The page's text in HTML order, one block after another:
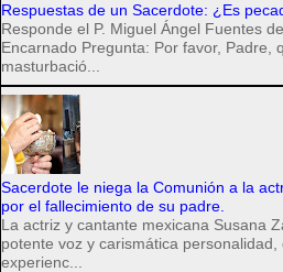
Respuestas de un Sacerdote: ¿Es
Responde el P. Miguel Ángel Fuentes
Encarnado Pregunta: Por favor, Padre,
masturbació...
Sacerdote le niega la Comunión a la
por el fallecimiento de su padre.
La actriz y cantante mexicana Susana
potente voz y carismática
experienc...